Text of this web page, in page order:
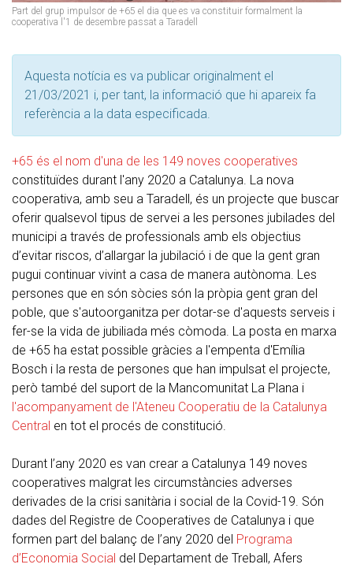
Part del grup impulsor de +65 el dia que es va constituir formalment la
cooperativa l'1 de desembre passat a Taradell
Aquesta notícia es va publicar originalment el
21/03/2021 i, per tant, la informació que hi apareix fa
referència a la data especificada.
+65 és el nom d'una de les 149 noves cooperatives
constituïdes durant l'any 2020 a Catalunya. La nova
cooperativa, amb seu a Taradell, és un projecte que buscar
oferir qualsevol tipus de servei a les persones jubilades del
municipi a través de professionals amb els objectius
d’evitar riscos, d’allargar la jubilació i de que la gent gran
pugui continuar vivint a casa de manera autònoma. Les
persones que en són sòcies són la pròpia gent gran del
poble, que s'autoorganitza per dotar-se d'aquests serveis i
fer-se la vida de jubiliada més còmoda. La posta en marxa
de +65 ha estat possible gràcies a l'empenta d'Emília
Bosch i la resta de persones que han impulsat el projecte,
però també del suport de la Mancomunitat La Plana i
l'acompanyament de l'Ateneu Cooperatiu de la Catalunya
Central en tot el procés de constitució.
Durant l’any 2020 es van crear a Catalunya 149 noves
cooperatives malgrat les circumstàncies adverses
derivades de la crisi sanitària i social de la Covid-19. Són
dades del Registre de Cooperatives de Catalunya i que
formen part del balanç de l’any 2020 del Programa
d’Economia Social del Departament de Treball, Afers